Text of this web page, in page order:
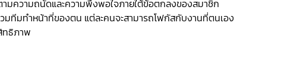
มความถนัดและความพึงพอใจภายใต้ข้อตกลงของสมาชิก
มทีมทำหน้าที่ของตน แต่ละคนจะสามารถโฟกัสกับงานที่ตนเอง
ทธิภาพ